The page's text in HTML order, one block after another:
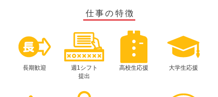
仕事の特徴
長期歓迎
週1シフト
提出
高校生応援 大学生応援